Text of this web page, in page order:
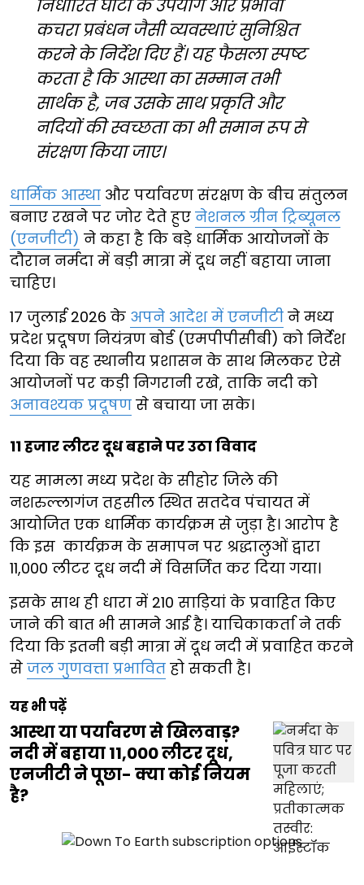
निर्धारित घाटों के उपयोग और प्रभावी
कचरा प्रबंधन जैसी व्यवस्थाएं सुनिश्चित
करने के निर्देश दिए हैं। यह फैसला स्पष्ट
करता है कि आस्था का सम्मान तभी
सार्थक है, जब उसके साथ प्रकृति और
नदियों की स्वच्छता का भी समान रूप से
संरक्षण किया जाए।
धार्मिक आस्था और पर्यावरण संरक्षण के बीच संतुलन
बनाए रखने पर जोर देते हुए नेशनल ग्रीन ट्रिब्यूनल
(एनजीटी) ने कहा है कि बड़े धार्मिक आयोजनों के
दौरान नर्मदा में बड़ी मात्रा में दूध नहीं बहाया जाना
चाहिए।
17 जुलाई 2026 के अपने आदेश में एनजीटी ने मध्य
प्रदेश प्रदूषण नियंत्रण बोर्ड (एमपीपीसीबी) को निर्देश
दिया कि वह स्थानीय प्रशासन के साथ मिलकर ऐसे
आयोजनों पर कड़ी निगरानी रखे, ताकि नदी को
अनावश्यक प्रदूषण से बचाया जा सके।
11 हजार लीटर दूध बहाने पर उठा विवाद
यह मामला मध्य प्रदेश के सीहोर जिले की
नशरुल्लागंज तहसील स्थित सतदेव पंचायत में
आयोजित एक धार्मिक कार्यक्रम से जुड़ा है। आरोप है
कि इस कार्यक्रम के समापन पर श्रद्धालुओं द्वारा
11,000 लीटर दूध नदी में विसर्जित कर दिया गया।
इसके साथ ही धारा में 210 साड़ियां के प्रवाहित किए
जाने की बात भी सामने आई है। याचिकाकर्ता ने तर्क
दिया कि इतनी बड़ी मात्रा में दूध नदी में प्रवाहित करने
से जल गुणवत्ता प्रभावित हो सकती है।
यह भी पढ़ें
आस्था या पर्यावरण से खिलवाड़?
नदी में बहाया 11,000 लीटर दूध,
एनजीटी ने पूछा- क्या कोई नियम
है?